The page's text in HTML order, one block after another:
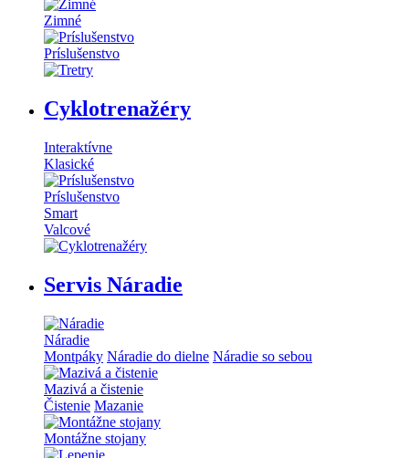
Zimné
Príslušenstvo
Cyklotrenažéry
Interaktívne
Klasické
Príslušenstvo
Smart
Valcové
Servis Náradie
Náradie
Montpáky Náradie do dielne Náradie so sebou
Mazivá a čistenie
Čistenie Mazanie
Montážne stojany